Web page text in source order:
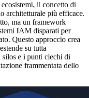
il concetto di
architetturale più efficace.
ma un framework
IAM disparati per
Questo approccio crea
su tutta
e i punti ciechi di
frammentata dello